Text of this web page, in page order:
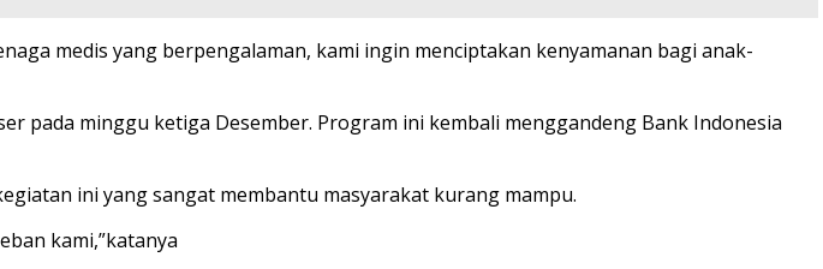
medis yang berpengalaman, kami ingin menciptakan kenyamanan bagi anak-
pada minggu ketiga Desember. Program ini kembali menggandeng Bank Indonesia
ini yang sangat membantu masyarakat kurang mampu.
kami,”katanya